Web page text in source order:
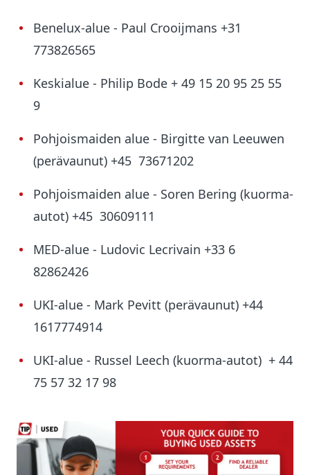
Benelux-alue - Paul Crooijmans +31
773826565
Keskialue - Philip Bode + 49 15 20 95 25 55
9
Pohjoismaiden alue - Birgitte van Leeuwen
(perävaunut) +45 73671202
Pohjoismaiden alue - Soren Bering (kuorma-
autot) +45 30609111
MED-alue - Ludovic Lecrivain +33 6
82862426
UKI-alue - Mark Pevitt (perävaunut) +44
1617774914
UKI-alue - Russel Leech (kuorma-autot) + 44
75 57 32 17 98